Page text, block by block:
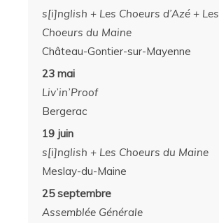
s[i]nglish + Les Choeurs d’Azé + Les
Choeurs du Maine
Château-Gontier-sur-Mayenne
23 mai
Liv’in’Proof
Bergerac
19 juin
s[i]nglish + Les Choeurs du Maine
Meslay-du-Maine
25 septembre
Assemblée Générale